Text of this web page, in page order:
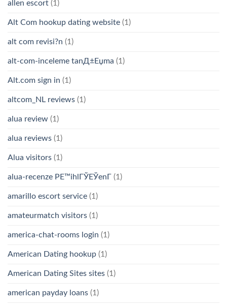
allen escort (1)
Alt Com hookup dating website (1)
alt com revisi?n (1)
alt-com-inceleme tanД±Еџma (1)
Alt.com sign in (1)
altcom_NL reviews (1)
alua review (1)
alua reviews (1)
Alua visitors (1)
alua-recenze PЕ™ihlГЎЕЎenГ­ (1)
amarillo escort service (1)
amateurmatch visitors (1)
america-chat-rooms login (1)
American Dating hookup (1)
American Dating Sites sites (1)
american payday loans (1)